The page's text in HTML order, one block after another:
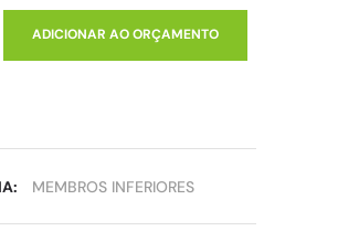
ADICIONAR AO ORÇAMENTO
MEMBROS INFERIORES